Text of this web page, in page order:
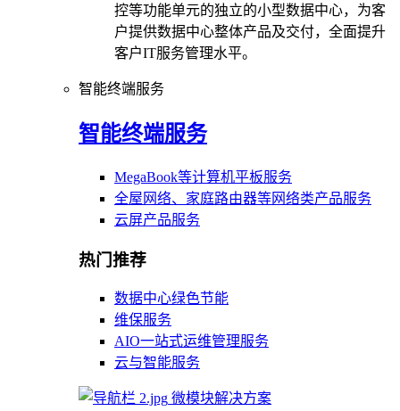
控等功能单元的独立的小型数据中心，为客
户提供数据中心整体产品及交付，全面提升
客户IT服务管理水平。
智能终端服务
智能终端服务
MegaBook等计算机平板服务
全屋网络、家庭路由器等网络类产品服务
云屏产品服务
热门推荐
数据中心绿色节能
维保服务
AIO一站式运维管理服务
云与智能服务
微模块解决方案